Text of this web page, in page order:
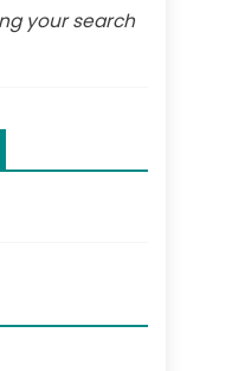
your search